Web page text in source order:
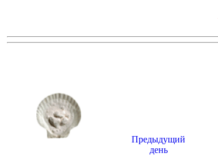
Предыдущий
день